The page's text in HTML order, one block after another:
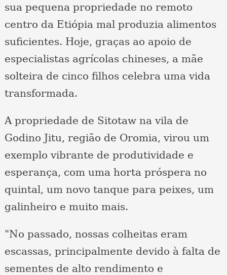
sua pequena propriedade no remoto
centro da Etiópia mal produzia alimentos
suficientes. Hoje, graças ao apoio de
especialistas agrícolas chineses, a mãe
solteira de cinco filhos celebra uma vida
transformada.
A propriedade de Sitotaw na vila de
Godino Jitu, região de Oromia, virou um
exemplo vibrante de produtividade e
esperança, com uma horta próspera no
quintal, um novo tanque para peixes, um
galinheiro e muito mais.
"No passado, nossas colheitas eram
escassas, principalmente devido à falta de
sementes de alto rendimento e